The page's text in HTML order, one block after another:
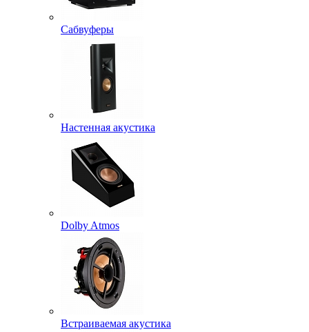
Сабвуферы
Настенная акустика
Dolby Atmos
Встраиваемая акустика